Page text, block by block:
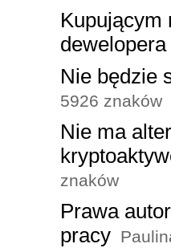
Kupującym
dewelopera
Nie będzie
5926 znaków
Nie ma
znaków
Prawa
pracy